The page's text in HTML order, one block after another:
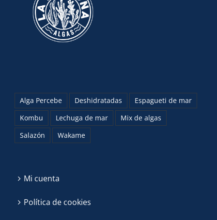
Alga Percebe Deshidratadas
Espagueti de mar
Kombu
Lechuga de mar
Mix de algas
Salazón
Wakame
Mi cuenta
Política de cookies